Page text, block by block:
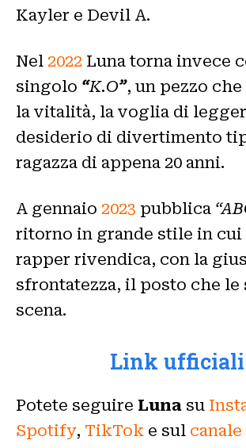
Kayler e Devil A.
Nel 2022 Luna torna invece
singolo “K.O”, un pezzo
la vitalità, la voglia di
desiderio di divertimento
ragazza di appena 20 anni.
A gennaio 2023 pubblica
ritorno in grande stile in cui
rapper rivendica, con la
sfrontatezza, il posto che le
scena.
Link ufficiali
Potete seguire Luna su
Spotify, TikTok e sul